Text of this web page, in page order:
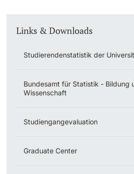
Links & Downloads
Studierendenstatistik der
Bundesamt für Statistik - Bildung
Wissenschaft
Studiengangevaluation
Graduate Center